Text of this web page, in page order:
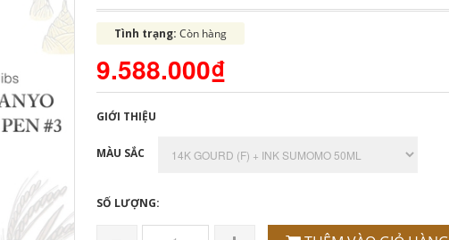
Tình trạng: Còn hàng
9.588.000₫
GIỚI THIỆU
MÀU SẮC
SỐ LƯỢNG: